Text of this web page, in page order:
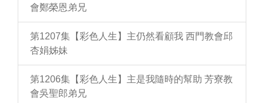
會鄭榮恩弟兄
第1207集【彩色人生】主仍然看顧我 西門教會邱
杏娟姊妹
第1206集【彩色人生】主是我隨時的幫助 芳寮教
會吳聖郎弟兄